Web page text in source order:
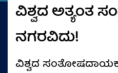
ವಿಶ್ವದ ಅತ್ಯಂತ
ನಗರವಿದು!
ವಿಶ್ವದ